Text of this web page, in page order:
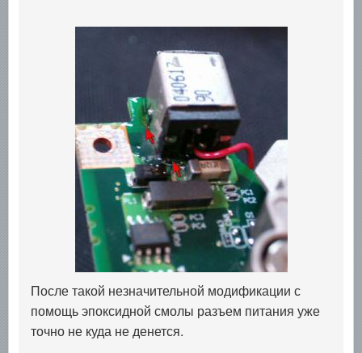
После такой незначительной модификации с
помощь эпоксидной смолы разъем питания уже
точно не куда не денется.